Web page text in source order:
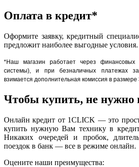
Оплата в кредит*
Оформите заявку, кредитный
предложит наиболее выгодные условия.
*Наш магазин работает через финансовых
системы), и при безналичных платежах
взимается дополнительная комиссия в размере
Чтобы купить, не нужно
Онлайн кредит от 1CLICK — это
купить нужную Вам технику в
Никаких очередей и пробок,
поездок в банк — все в режиме онлайн.
Оцените наши преимущества: